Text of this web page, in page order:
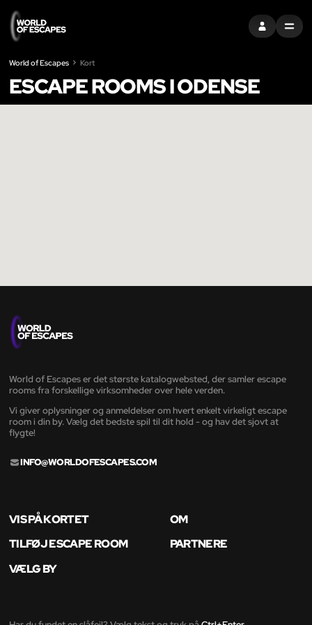
LOG INDMENU
World of Escapes Kort
ESCAPE ROOMS I ODENSE
World of Escapes er det største katalogwebsted, der samler escape
rooms fra forskellige virksomheder over hele verden.
Vi giver oplysninger og anmeldelser om hvert enkelt virkeligt escape
room i din by. Vælg det bedste spil til dit hold - og hav det sjovt at
flygte!
INFO@WORLDOFESCAPES.COM
VIS PÅ KORTET
OM
TILFØJ ESCAPE ROOM
PARTNERE
VÆLG BY